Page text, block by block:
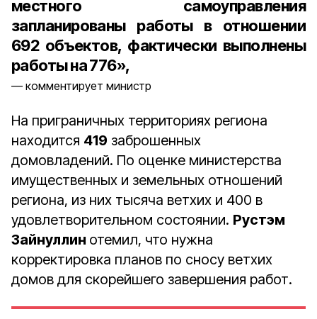
местного самоуправления
запланированы работы в отношении
692 объектов, фактически выполнены
работы на 776»,
комментирует министр
На приграничных территориях региона
находится 419 заброшенных
домовладений. По оценке министерства
имущественных и земельных отношений
региона, из них тысяча ветхих и 400 в
удовлетворительном состоянии. Рустэм
Зайнуллин отемил, что нужна
корректировка планов по сносу ветхих
домов для скорейшего завершения работ.